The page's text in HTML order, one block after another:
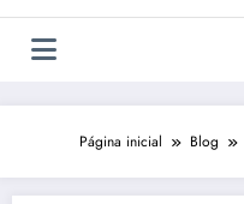
Página inicial Blog